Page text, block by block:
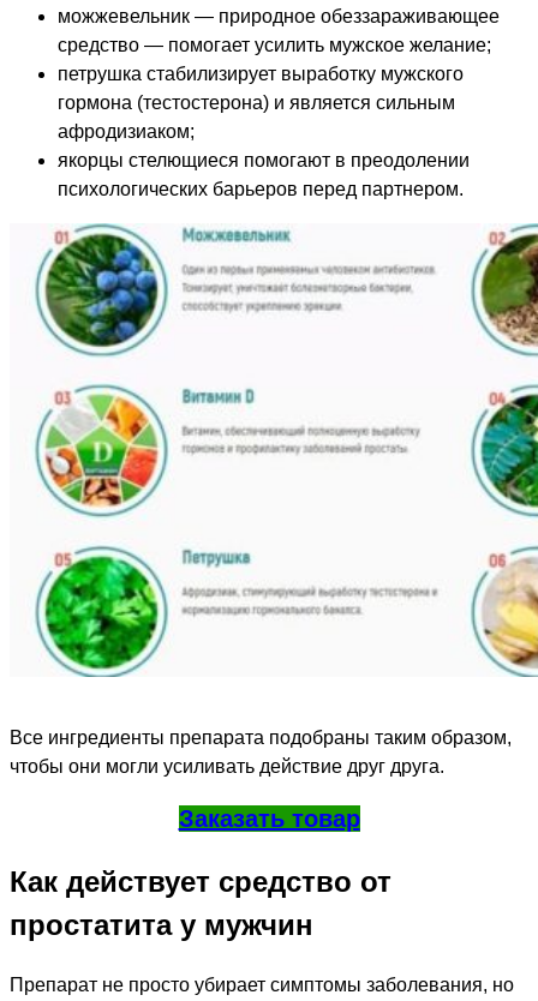
можжевельник — природное обеззараживающее
средство — помогает усилить мужское желание;
петрушка стабилизирует выработку мужского
гормона (тестостерона) и является сильным
афродизиаком;
якорцы стелющиеся помогают в преодолении
психологических барьеров перед партнером.
Все ингредиенты препарата подобраны таким образом,
чтобы они могли усиливать действие друг друга.
Заказать товар
Как действует средство от
простатита у мужчин
Препарат не просто убирает симптомы заболевания, но